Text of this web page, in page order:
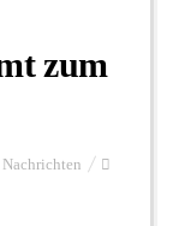
zum
Nachrichten